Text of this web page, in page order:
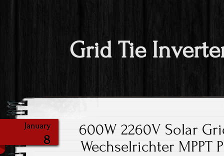
Grid Tie
January
8
600W 2260V Solar
Wechselrichter MPPT